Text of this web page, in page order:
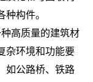
构件。
高质量的建筑材
杂环境和功能要
如公路桥、铁路